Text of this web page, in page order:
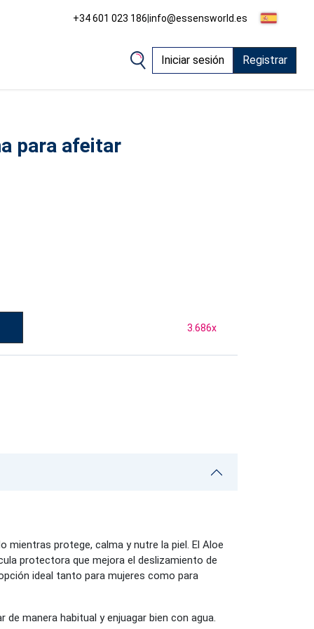
+34 601 023 186|info@essensworld.es
Iniciar sesión Registrar
para afeitar
3.686x
protege, calma y nutre la piel. El Aloe
protectora que mejora el deslizamiento de
ideal tanto para mujeres como para
manera habitual y enjuagar bien con agua.